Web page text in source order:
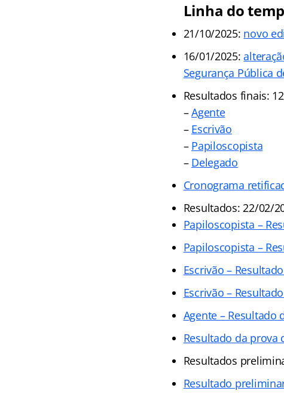
Linha do
21/10/2025: novo
16/01/2025:
Segurança Pública
Resultados finais:
–Agente
– Escrivão
– Papiloscopista
– Delegado
Cronograma
Resultados: 22/02/
Papiloscopista –
Papiloscopista –
Escrivão –
Escrivão –
Agente – Resultado
Resultado da prova
Resultados
Resultado